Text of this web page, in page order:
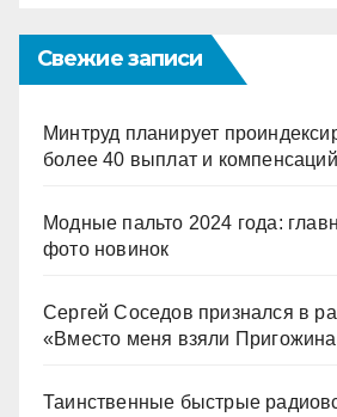
Свежие записи
Минтруд планирует
более 40 выплат и компенсаций
Модные пальто 2024 года:
фото новинок
Сергей Соседов признался в
«Вместо меня взяли
Таинственные быстрые